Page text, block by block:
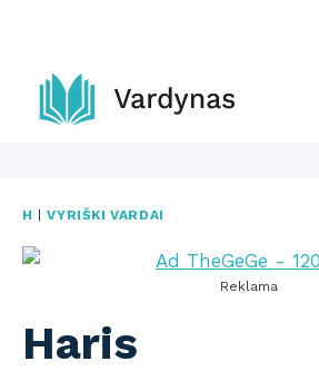
content
H |VYRIŠKI VARDAI
Reklama
Haris